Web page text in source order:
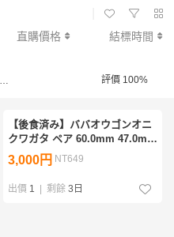
直購價格 結標時間
評價 100%
【後食済み】ババオウゴンオニ
クワガタ ペア 60.0mm 47.0mm
ババオウゴンオニ
3,000円 NT649
出價 1 | 剩餘 3日